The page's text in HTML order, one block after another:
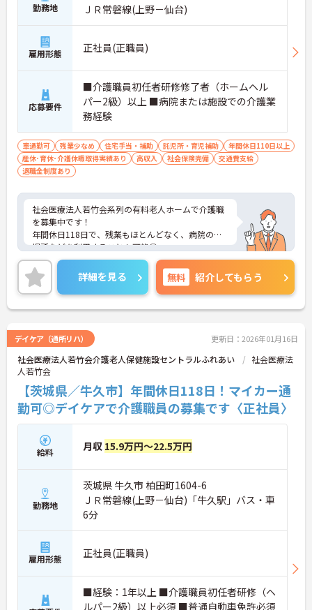
勤務地
ＪＲ常磐線(上野－仙台)
雇用形態 正社員(正職員)
応募要件
■介護職員初任者研修修了者（ホームヘル
パー2級）以上 ■病院または施設での介護業
務経験
車通勤可 残業少なめ 住宅手当・補助 託児所・育児補助
年間休日110日以上
産休･育休･介護休暇取得実績あり
高収入 社会保険完備
交通費支給
退職金制度あり
社会医療法人若竹会系列の有料老人ホームで介護職
を募集中です！
年間休日118日で、残業もほとんどなく、病院の託
児所などを利用することも可能◎
ご興味ある方には、面接対策ポイントなど、詳細を
お話しいたしますのでお気軽にご相談ください。
詳細を見る 無料 紹介してもらう
デイケア（通所リハ） 更新日：2026年01月16日
社会医療法人若竹会介護老人保健施設セントラルふれあい
社会医療法
人若竹会
【茨城県／牛久市】年間休日118日！マイカー通
勤可◎デイケアで介護職員の募集です〈正社員〉
給料 月収 15.9万円～22.5万円
勤務地
茨城県 牛久市 柏田町1604-6
ＪＲ常磐線(上野－仙台)「牛久駅」バス・車
6分
雇用形態 正社員(正職員)
■経験：1年以上 ■介護職員初任者研修（ヘ
ルパー2級）以上必須 ■普通自動車免許必須